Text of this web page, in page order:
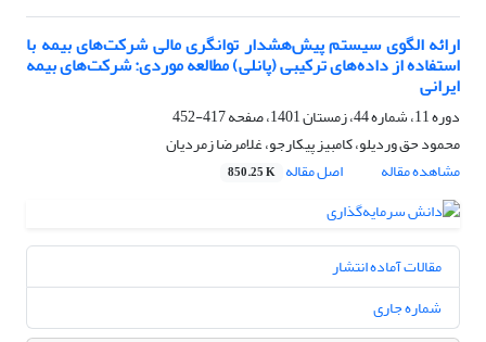
ارائه الگوی سیستم پیش‌هشدار توانگری مالی شرکت‌های بیمه با
استفاده از داده‌های ترکیبی (پانلی) مطالعه موردی: شرکت‌های بیمه
ایرانی
دوره 11، شماره 44، زمستان 1401، صفحه
417-452
محمود حق وردیلو، کامبیز پیکارجو، غلامرضا زمردیان
مشاهده مقاله
اصل مقاله 850.25 K
مقالات آماده انتشار
شماره جاری